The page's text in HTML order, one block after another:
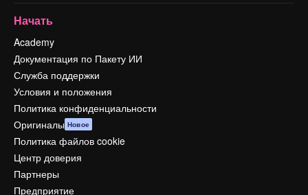
Начать
Academy
Документация по Пакету ИИ
Служба поддержки
Условия и положения
Политика конфиденциальности
Оригиналы Новое
Политика файлов cookie
Центр доверия
Партнеры
Предприятие